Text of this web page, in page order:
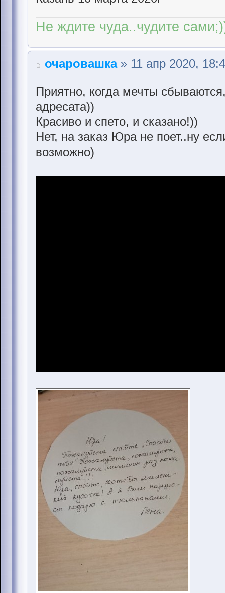
Не ждите чуда..чудите
очаровашка» 11 апр 2020,
Приятно, когда мечты
адресата))
Красиво и спето, и сказано!))
Нет, на заказ Юра не поет..ну
возможно)